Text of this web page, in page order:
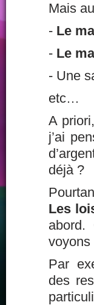
Mais
- Le
- Le
- Une
etc…
A
j’ai
déjà ?
Les
abord.
voyons
Par
des